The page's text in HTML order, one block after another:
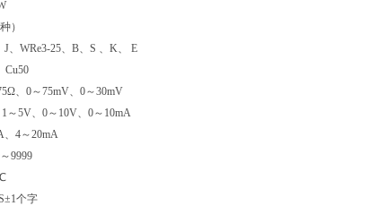
）
WRe3-25、B、S 、K、 E
、0～75mV、0～30mV
0～10V、0～10mA
20mA
9999
个字